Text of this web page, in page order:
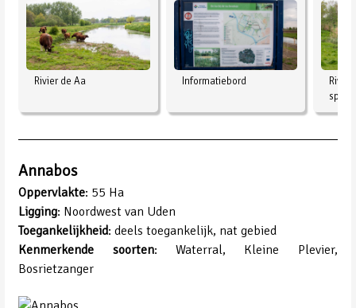
Rivier de Aa Informatiebord
Annabos
Oppervlakte: 55 Ha
Ligging: Noordwest van Uden
Toegankelijkheid: deels toegankelijk, nat gebied
Kenmerkende soorten: Waterral, Kleine Plevier,
Bosrietzanger